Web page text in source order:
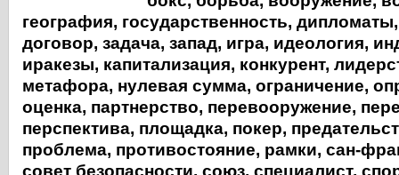
география, государственность, дипломаты
договор, задача, запад, игра, идеология,
иракезы, капитализация, конкурент,
метафора, нулевая сумма, ограничение,
оценка, партнерство, перевооружение,
перспектива, площадка, покер,
проблема, противостояние, рамки, сан-
совет безопасности, союз, специалист,